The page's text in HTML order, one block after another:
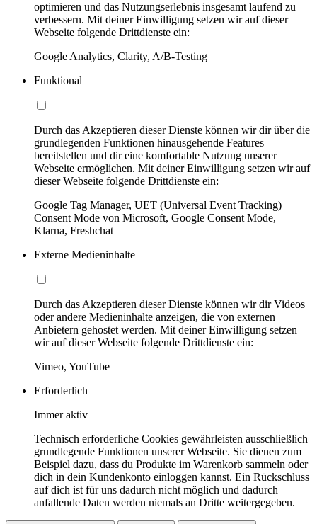
optimieren und das Nutzungserlebnis insgesamt laufend zu
verbessern. Mit deiner Einwilligung setzen wir auf dieser
Webseite folgende Drittdienste ein:
Google Analytics, Clarity, A/B-Testing
Funktional
Durch das Akzeptieren dieser Dienste können wir dir über die
grundlegenden Funktionen hinausgehende Features
bereitstellen und dir eine komfortable Nutzung unserer
Webseite ermöglichen. Mit deiner Einwilligung setzen wir auf
dieser Webseite folgende Drittdienste ein:
Google Tag Manager, UET (Universal Event Tracking)
Consent Mode von Microsoft, Google Consent Mode,
Klarna, Freshchat
Externe Medieninhalte
Durch das Akzeptieren dieser Dienste können wir dir Videos
oder andere Medieninhalte anzeigen, die von externen
Anbietern gehostet werden. Mit deiner Einwilligung setzen
wir auf dieser Webseite folgende Drittdienste ein:
Vimeo, YouTube
Erforderlich
Immer aktiv
Technisch erforderliche Cookies gewährleisten ausschließlich
grundlegende Funktionen unserer Webseite. Sie dienen zum
Beispiel dazu, dass du Produkte im Warenkorb sammeln oder
dich in dein Kundenkonto einloggen kannst. Ein Rückschluss
auf dich ist für uns dadurch nicht möglich und dadurch
anfallende Daten werden niemals an Dritte weitergegeben.